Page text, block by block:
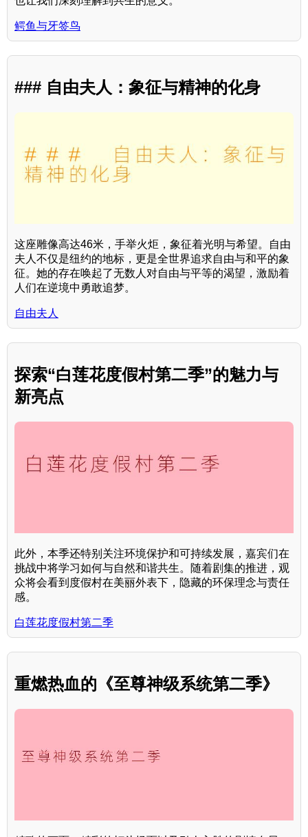
鳄鱼与牙签鸟
### 自由夫人：象征与精神的化身
这座雕像高达46米，手举火炬，象征着光明与希望。自由
夫人不仅是纽约的地标，更是全世界追求自由与和平的象
征。她的存在唤起了无数人对自由与平等的渴望，激励着
人们在逆境中勇敢追梦。
自由夫人
探索“白莲花度假村第二季”的魅力与
新亮点
此外，本季还特别关注环境保护和可持续发展，嘉宾们在
挑战中将学习如何与自然和谐共生。随着剧集的推进，观
众将会看到度假村在美丽外表下，隐藏的环保理念与责任
感。
白莲花度假村第二季
重燃热血的《至尊神级系统第二季》